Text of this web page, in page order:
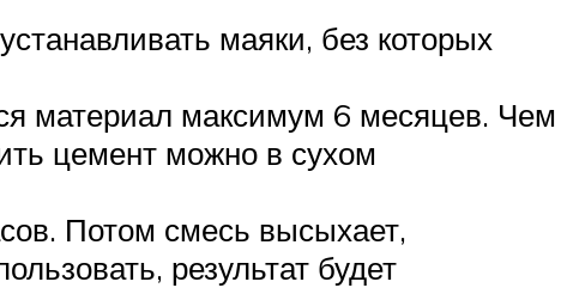
маяки, без которых
материал максимум 6 месяцев. Чем
цемент можно в сухом
Потом смесь высыхает,
результат будет